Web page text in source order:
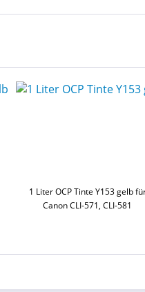
1 Liter OCP Tinte Y153 gelb
Canon CLI-571, CLI-581